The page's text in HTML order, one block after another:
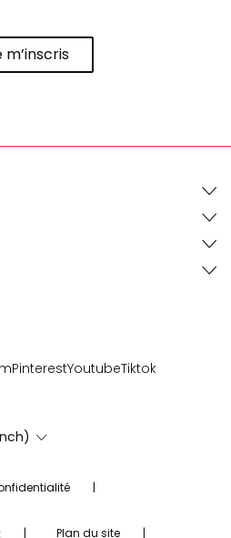
m’inscris
PinterestYoutubeTiktok
Plan du site